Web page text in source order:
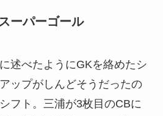
ーパーゴール
述べたようにGKを絡めたシ
ップがしんどそうだったの
フト。三浦が3枚目のCBに